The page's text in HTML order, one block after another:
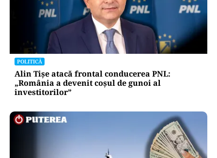
POLITICĂ
Alin Tișe atacă frontal conducerea PNL:
„România a devenit coșul de gunoi al
investitorilor”